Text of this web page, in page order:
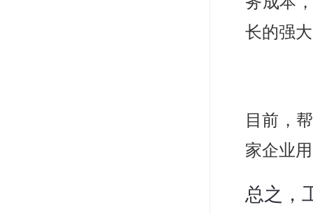
长的强
目前，
家企业
总之，